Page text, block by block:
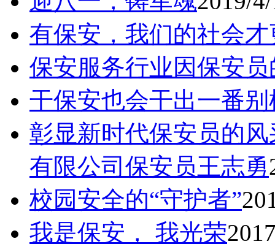
有保安，我们的社会
保安服务行业因保安
干保安也会干出一番
彰显新时代保安员的
有限公司保安员王志勇
校园安全的“守护者”
我是保安， 我光荣